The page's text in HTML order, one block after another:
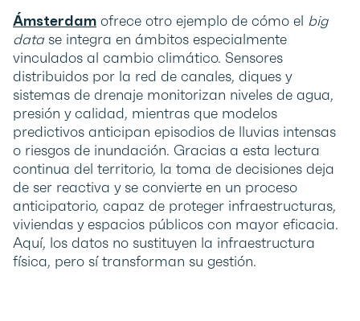
Ámsterdam ofrece otro ejemplo de cómo el big
data se integra en ámbitos especialmente
vinculados al cambio climático. Sensores
distribuidos por la red de canales, diques y
sistemas de drenaje monitorizan niveles de agua,
presión y calidad, mientras que modelos
predictivos anticipan episodios de lluvias intensas
o riesgos de inundación. Gracias a esta lectura
continua del territorio, la toma de decisiones deja
de ser reactiva y se convierte en un proceso
anticipatorio, capaz de proteger infraestructuras,
viviendas y espacios públicos con mayor eficacia.
Aquí, los datos no sustituyen la infraestructura
física, pero sí transforman su gestión.